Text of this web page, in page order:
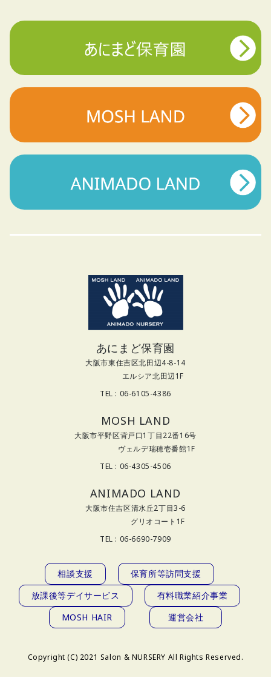
あにまど保育園
大阪市東住吉区北田辺4-8-14
エルシア北田辺1F
TEL : 06-6105-4386
MOSH LAND
大阪市平野区背戸口1丁目22番16号
ヴェルデ瑞穂壱番館1F
TEL : 06-4305-4506
ANIMADO LAND
大阪市住吉区清水丘2丁目3-6
グリオコート1F
TEL : 06-6690-7909
相談支援
保育所等訪問支援
放課後等デイサービス
有料職業紹介事業
MOSH HAIR
運営会社
Copyright (C) 2021 Salon & NURSERY All Rights Reserved.